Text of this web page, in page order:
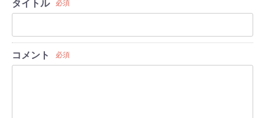
タイトル 必須
コメント 必須